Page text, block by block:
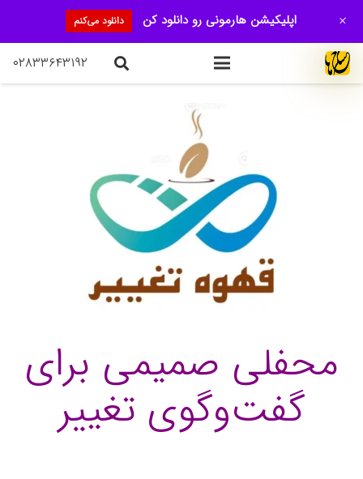
۰۲۸۳۳۶۴۳۱۹۲
محفلی صمیمی برای
گفت‌وگوی تغییر
اپلیکیشن هارمونی رو دانلود کن دانلود می‌کنم +